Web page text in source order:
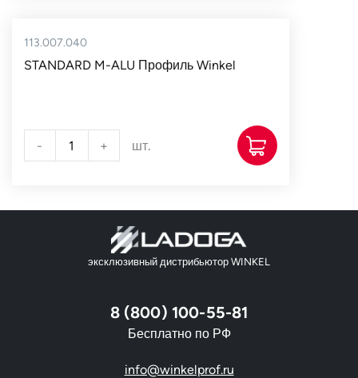
113.007.040
STANDARD M-ALU Профиль Winkel
- + шт.
эксклюзивный дистрибьютор WINKEL
8 (800) 100-55-81
Бесплатно по РФ
info@winkelprof.ru